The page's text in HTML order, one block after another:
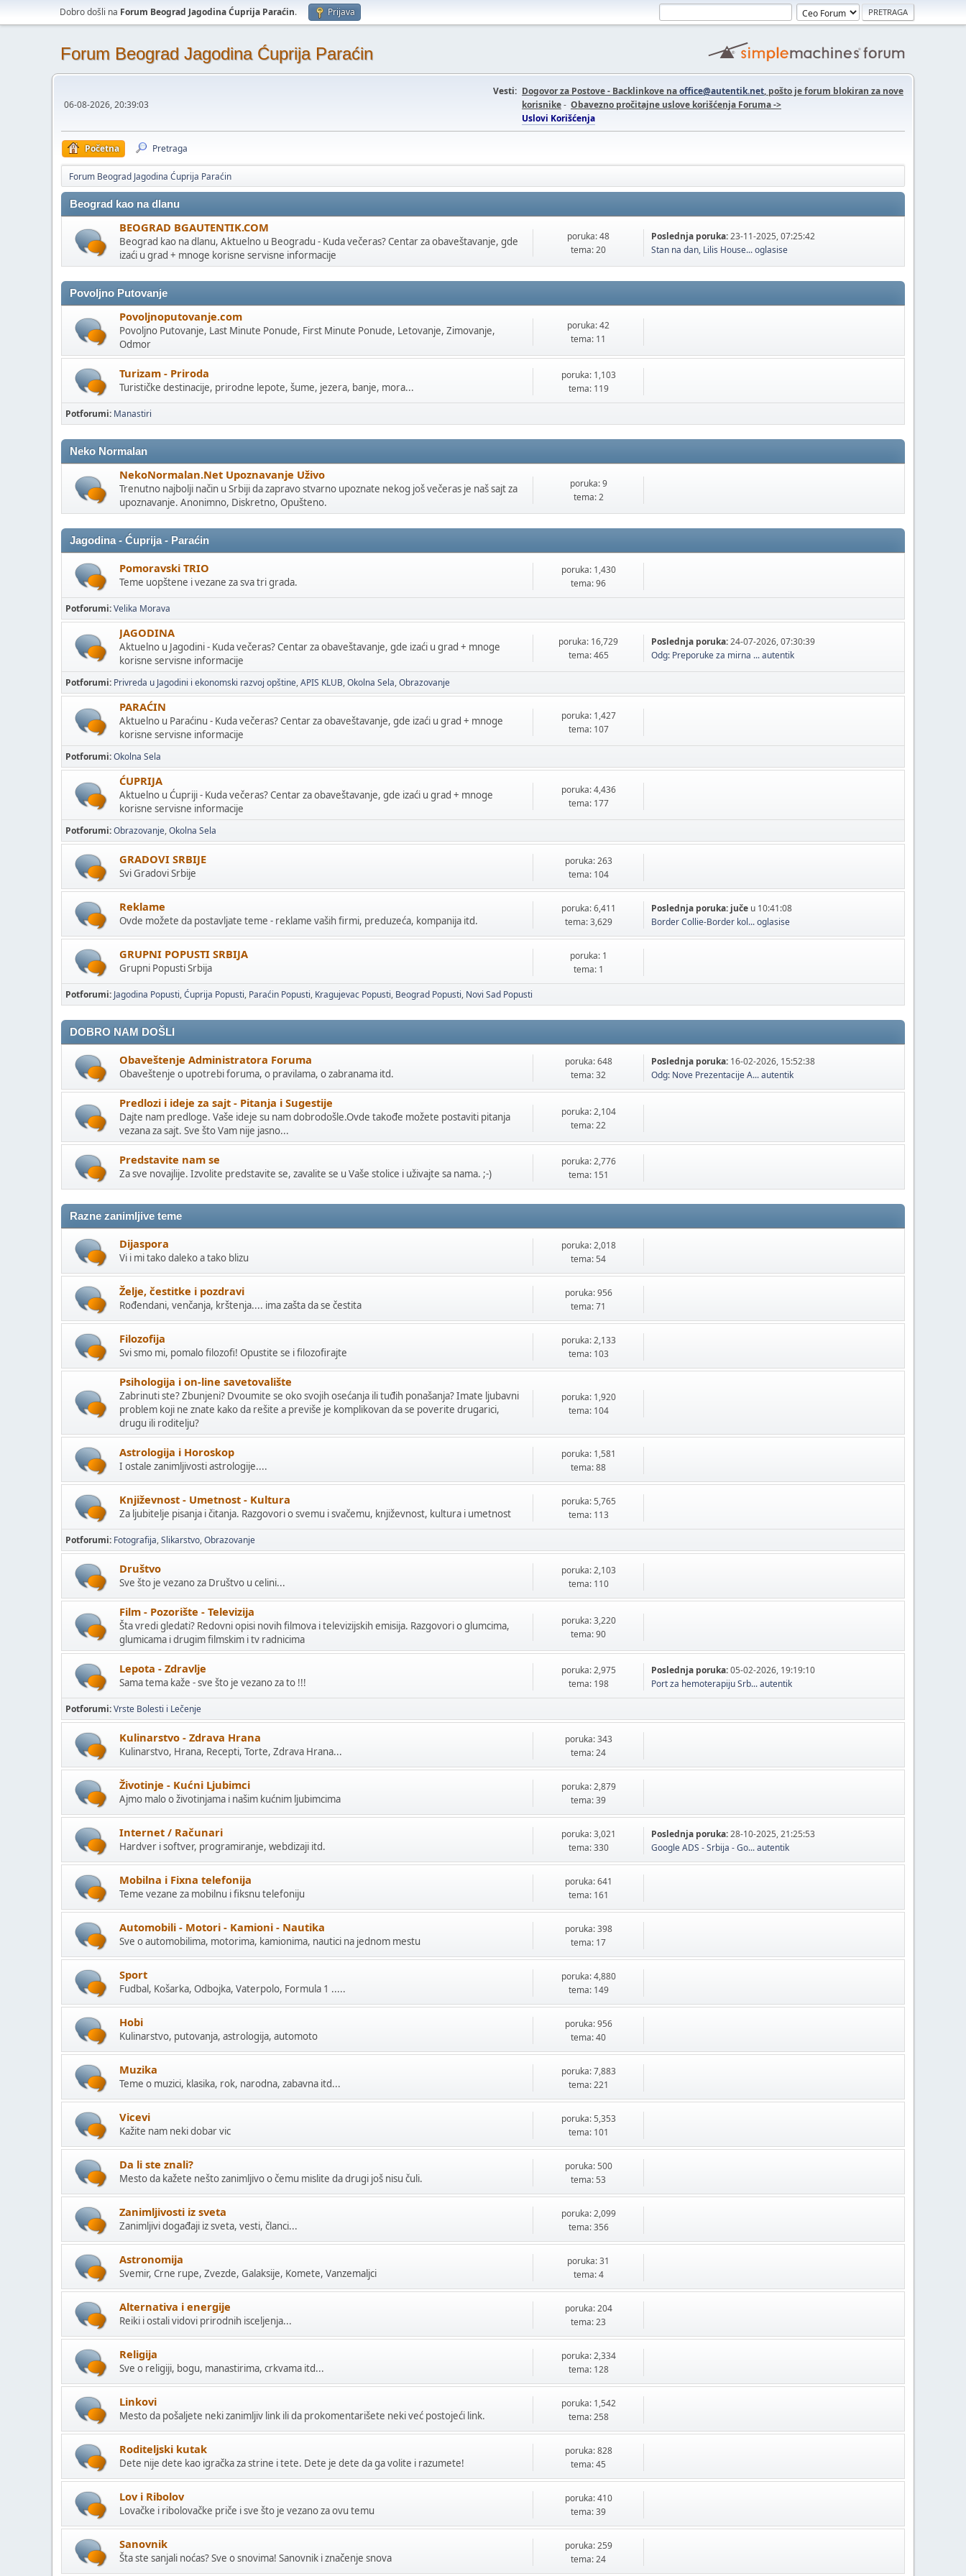
Dobro došli na Forum Beograd Jagodina Ćuprija Paraćin. Prijava
Forum Beograd Jagodina Ćuprija Paraćin
06-08-2026, 20:39:03
Vesti: Dogovor za Postove - Backlinkove naoffice@autentik.net, pošto je forum blokiran za nove
korisnike- Obavezno pročitajne uslove korišćenja Foruma ->
Uslovi Korišćenja
Početna Pretraga
Forum Beograd Jagodina Ćuprija Paraćin
Beograd kao na dlanu
BEOGRAD BGAUTENTIK.COM
Beograd kao na dlanu, Aktuelno u Beogradu - Kuda večeras? Centar za obaveštavanje, gde
izaći u grad + mnoge korisne servisne informacije
poruka: 48
tema: 20
Poslednja poruka:23-11-2025, 07:25:42
Stan na dan, Lilis House... oglasise
Povoljno Putovanje
Povoljnoputovanje.com
Povoljno Putovanje, Last Minute Ponude, First Minute Ponude, Letovanje, Zimovanje,
Odmor
poruka: 42
tema: 11
Turizam - Priroda
Turističke destinacije, prirodne lepote, šume, jezera, banje, mora...
poruka: 1,103
tema: 119
Potforumi Manastiri
Neko Normalan
NekoNormalan.Net Upoznavanje Uživo
Trenutno najbolji način u Srbiji da zapravo stvarno upoznate nekog još večeras je naš sajt za
upoznavanje. Anonimno, Diskretno, Opušteno.
poruka: 9
tema: 2
Jagodina - Ćuprija - Paraćin
Pomoravski TRIO
Teme uopštene i vezane za sva tri grada.
poruka: 1,430
tema: 96
Potforumi Velika Morava
JAGODINA
Aktuelno u Jagodini - Kuda večeras? Centar za obaveštavanje, gde izaći u grad + mnoge
korisne servisne informacije
poruka: 16,729
tema: 465
Poslednja poruka:24-07-2026, 07:30:39
Odg: Preporuke za mirna ... autentik
Potforumi Privreda u Jagodini i ekonomski razvoj opštine APIS KLUB Okolna Sela Obrazovanje
PARAĆIN
Aktuelno u Paraćinu - Kuda večeras? Centar za obaveštavanje, gde izaći u grad + mnoge
korisne servisne informacije
poruka: 1,427
tema: 107
Potforumi Okolna Sela
ĆUPRIJA
Aktuelno u Ćupriji - Kuda večeras? Centar za obaveštavanje, gde izaći u grad + mnoge
korisne servisne informacije
poruka: 4,436
tema: 177
Potforumi Obrazovanje Okolna Sela
GRADOVI SRBIJE
Svi Gradovi Srbije
poruka: 263
tema: 104
Reklame
Ovde možete da postavljate teme - reklame vaših firmi, preduzeća, kompanija itd.
poruka: 6,411
tema: 3,629
Poslednja poruka: juče u 10:41:08
Border Collie-Border kol... oglasise
GRUPNI POPUSTI SRBIJA
Grupni Popusti Srbija
poruka: 1
tema: 1
Potforumi Jagodina Popusti Ćuprija Popusti Paraćin Popusti Kragujevac Popusti Beograd Popusti Novi Sad Popusti
DOBRO NAM DOŠLI
Obaveštenje Administratora Foruma
Obaveštenje o upotrebi foruma, o pravilama, o zabranama itd.
poruka: 648
tema: 32
Poslednja poruka: 16-02-2026, 15:52:38
Odg: Nove Prezentacije A... autentik
Predlozi i ideje za sajt - Pitanja i Sugestije
Dajte nam predloge. Vaše ideje su nam dobrodošle.Ovde takođe možete postaviti pitanja
vezana za sajt. Sve što Vam nije jasno...
poruka: 2,104
tema: 22
Predstavite nam se
Za sve novajlije. Izvolite predstavite se, zavalite se u Vaše stolice i uživajte sa nama. ;-)
poruka: 2,776
tema: 151
Razne zanimljive teme
Dijaspora
Vi i mi tako daleko a tako blizu
poruka: 2,018
tema: 54
Želje, čestitke i pozdravi
Rođendani, venčanja, krštenja.... ima zašta da se čestita
poruka: 956
tema: 71
Filozofija
Svi smo mi, pomalo filozofi! Opustite se i filozofirajte
poruka: 2,133
tema: 103
Psihologija i on-line savetovalište
Zabrinuti ste? Zbunjeni? Dvoumite se oko svojih osećanja ili tuđih ponašanja? Imate ljubavni
problem koji ne znate kako da rešite a previše je komplikovan da se poverite drugarici,
drugu ili roditelju?
poruka: 1,920
tema: 104
Astrologija i Horoskop
I ostale zanimljivosti astrologije....
poruka: 1,581
tema: 88
Književnost - Umetnost - Kultura
Za ljubitelje pisanja i čitanja. Razgovori o svemu i svačemu, književnost, kultura i umetnost
poruka: 5,765
tema: 113
Potforumi Fotografija Slikarstvo Obrazovanje
Društvo
Sve što je vezano za Društvo u celini...
poruka: 2,103
tema: 110
Film - Pozorište - Televizija
Šta vredi gledati? Redovni opisi novih filmova i televizijskih emisija. Razgovori o glumcima,
glumicama i drugim filmskim i tv radnicima
poruka: 3,220
tema: 90
Lepota - Zdravlje
Sama tema kaže - sve što je vezano za to !!!
poruka: 2,975
tema: 198
Poslednja poruka:05-02-2026, 19:19:10
Port za hemoterapiju Srb... autentik
Potforumi Vrste Bolesti i Lečenje
Kulinarstvo - Zdrava Hrana
Kulinarstvo, Hrana, Recepti, Torte, Zdrava Hrana...
poruka: 343
tema: 24
Životinje - Kućni Ljubimci
Ajmo malo o životinjama i našim kućnim ljubimcima
poruka: 2,879
tema: 39
Internet / Računari
Hardver i softver, programiranje, webdizaji itd.
poruka: 3,021
tema: 330
Poslednja poruka:28-10-2025, 21:25:53
Google ADS - Srbija - Go... autentik
Mobilna i Fixna telefonija
Teme vezane za mobilnu i fiksnu telefoniju
poruka: 641
tema: 161
Automobili - Motori - Kamioni - Nautika
Sve o automobilima, motorima, kamionima, nautici na jednom mestu
poruka: 398
tema: 17
Sport
Fudbal, Košarka, Odbojka, Vaterpolo, Formula 1 .....
poruka: 4,880
tema: 149
Hobi
Kulinarstvo, putovanja, astrologija, automoto
poruka: 956
tema: 40
Muzika
Teme o muzici, klasika, rok, narodna, zabavna itd...
poruka: 7,883
tema: 221
Vicevi
Kažite nam neki dobar vic
poruka: 5,353
tema: 101
Da li ste znali?
Mesto da kažete nešto zanimljivo o čemu mislite da drugi još nisu čuli.
poruka: 500
tema: 53
Zanimljivosti iz sveta
Zanimljivi događaji iz sveta, vesti, članci...
poruka: 2,099
tema: 356
Astronomija
Svemir, Crne rupe, Zvezde, Galaksije, Komete, Vanzemaljci
poruka: 31
tema: 4
Alternativa i energije
Reiki i ostali vidovi prirodnih isceljenja...
poruka: 204
tema: 23
Religija
Sve o religiji, bogu, manastirima, crkvama itd...
poruka: 2,334
tema: 128
Linkovi
Mesto da pošaljete neki zanimljiv link ili da prokomentarišete neki već postojeći link.
poruka: 1,542
tema: 258
Roditeljski kutak
Dete nije dete kao igračka za strine i tete. Dete je dete da ga volite i razumete!
poruka: 828
tema: 45
Lov i Ribolov
Lovačke i ribolovačke priče i sve što je vezano za ovu temu
poruka: 410
tema: 39
Sanovnik
Šta ste sanjali noćas? Sve o snovima! Sanovnik i značenje snova
poruka: 259
tema: 24